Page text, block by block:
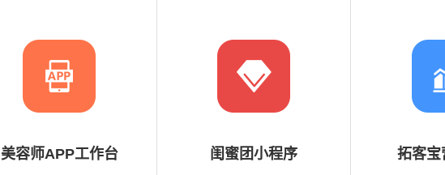
美容师APP工作台 闺蜜团小程序 拓客宝